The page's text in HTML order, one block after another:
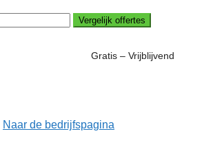
Vergelijk offertes
Gratis – Vrijblijvend
Naar de bedrijfspagina